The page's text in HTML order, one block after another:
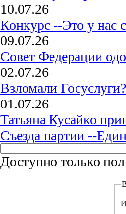
10.07.26
Конкурс --Это у нас
09.07.26
Совет Федерации
02.07.26
Взломали Госуслуги?
01.07.26
Татьяна Кусайко
Съезда партии --
Доступно только